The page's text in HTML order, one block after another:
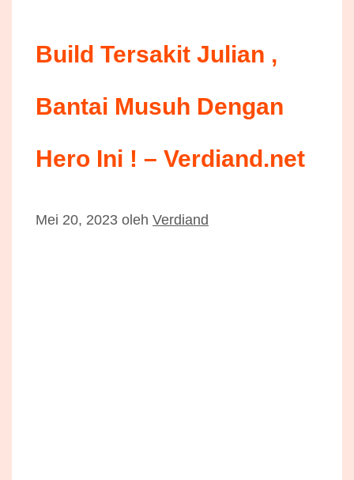
Build Tersakit Julian ,
Bantai Musuh Dengan
Hero Ini ! – Verdiand.net
Mei 20, 2023 oleh Verdiand